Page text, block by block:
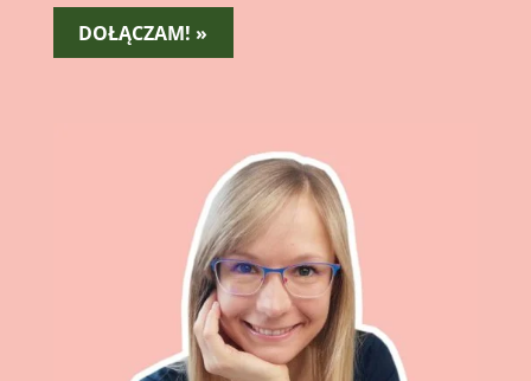
DOŁĄCZAM! »